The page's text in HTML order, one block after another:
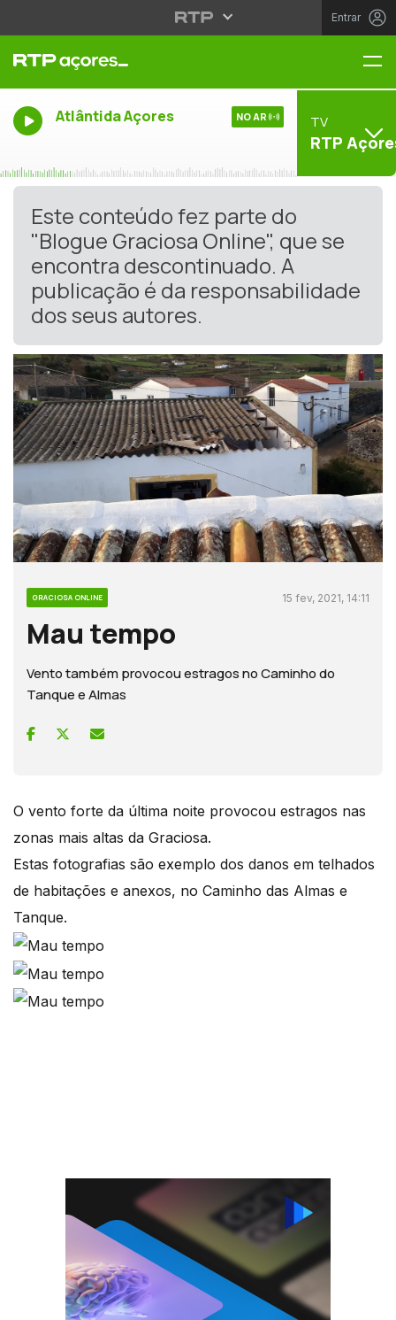
Entrar
Atlântida Açores NO AR TV
RTP
Este conteúdo fez parte do
"Blogue Graciosa Online", que se
encontra descontinuado. A
publicação é da responsabilidade
dos seus autores.
GRACIOSA ONLINE 15 fev, 2021, 14:11
Mau tempo
Vento também provocou estragos no Caminho do
Tanque e Almas
O vento forte da última noite provocou estragos nas
zonas mais altas da Graciosa.
Estas fotografias são exemplo dos danos em telhados
de habitações e anexos, no Caminho das Almas e
Tanque.